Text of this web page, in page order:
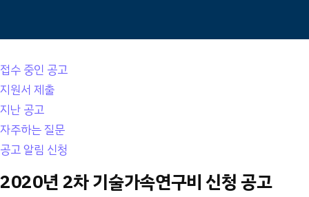
접수 중인 공고
지원서 제출
지난 공고
자주하는 질문
공고 알림 신청
2020년 2차 기술가속연구비 신청 공고